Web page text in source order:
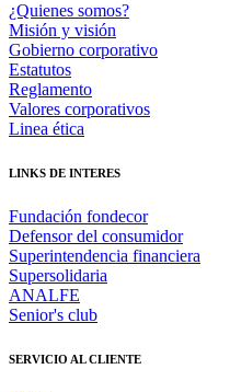
¿Quienes somos?
Misión y visión
Gobierno corporativo
Estatutos
Reglamento
Valores corporativos
Linea ética
LINKS DE INTERES
Fundación fondecor
Defensor del consumidor
Superintendencia financiera
Supersolidaria
ANALFE
Senior's club
SERVICIO AL CLIENTE